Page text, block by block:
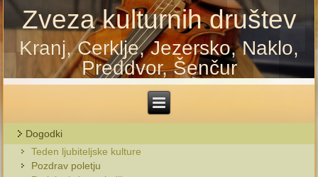
Zveza kulturnih društev
Kranj, Cerklje, Jezersko, Naklo,
Preddvor, Šenčur
Dogodki
Teden ljubiteljske kulture
Pozdrav poletju